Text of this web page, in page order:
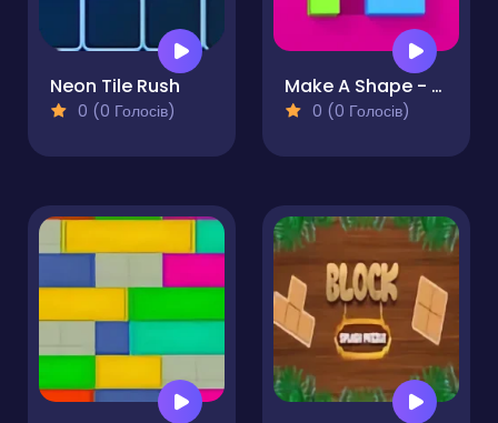
Neon Tile Rush
0 (0 Голосів)
Make A Shape - Puzzle
0 (0 Голосів)